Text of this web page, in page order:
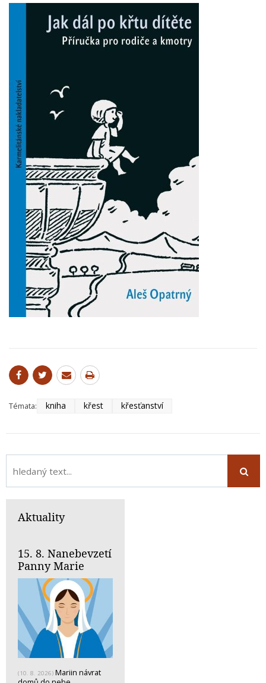
Témata: kniha křest křesťanství
Aktuality
15. 8. Nanebevzetí
Panny Marie
(10. 8. 2026) Mariin návrat